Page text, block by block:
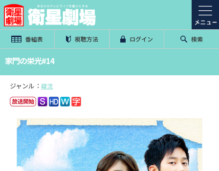
番組表 視聴方法 ログイン 検索
家門の栄光#14
ジャンル： 韓流